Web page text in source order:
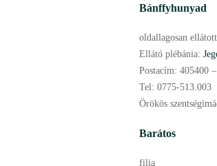
Bánffyhunyad
oldallagosan
Ellátó plébánia:
Postacím: 405400
Tel: 0775-513.003
Örökös
Barátos
filia